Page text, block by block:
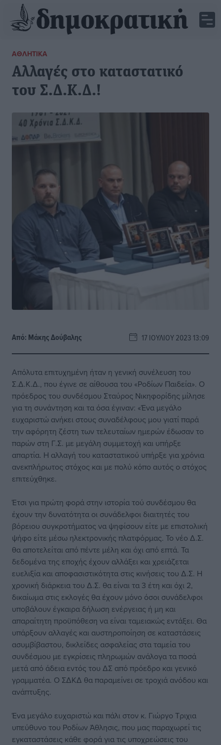
ΑΘΛΗΤΙΚΆ
Αλλαγές στο καταστατικό
του Σ.Δ.Κ.Δ.!
Από: Μάκης Δούβαλης 17 ΙΟΥΛΊΟΥ 2023 13:09
Απόλυτα επιτυχημένη ήταν η γενική συνέλευση του
Σ.Δ.Κ.Δ., που έγινε σε αίθουσα του «Ροδίων Παιδεία». Ο
πρόεδρος του συνδέσμου Σταύρος Νικηφορίδης μίλησε
για τη συνάντηση και τα όσα έγιναν: «Ένα μεγάλο
ευχαριστώ ανήκει στους συναδέλφους μου γιατί παρά
την αφόρητη ζέστη των τελευταίων ημερών έδωσαν το
παρών στη Γ.Σ. με μεγάλη συμμετοχή και υπήρξε
απαρτία. Η αλλαγή του καταστατικού υπήρξε για χρόνια
ανεκπλήρωτος στόχος και με πολύ κόπο αυτός ο στόχος
επιτεύχθηκε.
Έτσι για πρώτη φορά στην ιστορία τού συνδέσμου θα
έχουν την δυνατότητα οι συνάδελφοι διαιτητές του
βόρειου συγκροτήματος να ψηφίσουν είτε με επιστολική
ψήφο είτε μέσω ηλεκτρονικής πλατφόρμας. Το νέο Δ.Σ.
θα αποτελείται από πέντε μέλη και όχι από επτά. Τα
δεδομένα της εποχής έχουν αλλάξει και χρειάζεται
ευελιξία και αποφασιστικότητα στις κινήσεις του Δ.Σ. Η
χρονική διάρκεια του Δ.Σ. θα είναι τα 3 έτη και όχι 2,
δικαίωμα στις εκλογές θα έχουν μόνο όσοι συνάδελφοι
υποβάλουν έγκαιρα δήλωση ενέργειας ή μη και
απαραίτητη προϋπόθεση να είναι ταμειακώς εντάξει. Θα
υπάρξουν αλλαγές και αυστηροποίηση σε καταστάσεις
ασυμβίβαστου, δικλείδες ασφαλείας στα ταμεία του
συνδέσμου με εγκρίσεις πληρωμών ανάλογα τα ποσά
μετά από άδεια εντός του ΔΣ από πρόεδρο και γενικό
γραμματέα. Ο ΣΔΚΔ θα παραμείνει σε τροχιά ανόδου και
ανάπτυξης.
Ένα μεγάλο ευχαριστώ και πάλι στον κ. Γιώργο Τριχια
υπεύθυνο του Ροδίων Άθλησις, που μας παραχωρεί τις
εγκαταστάσεις κάθε φορά για τις υποχρεώσεις του